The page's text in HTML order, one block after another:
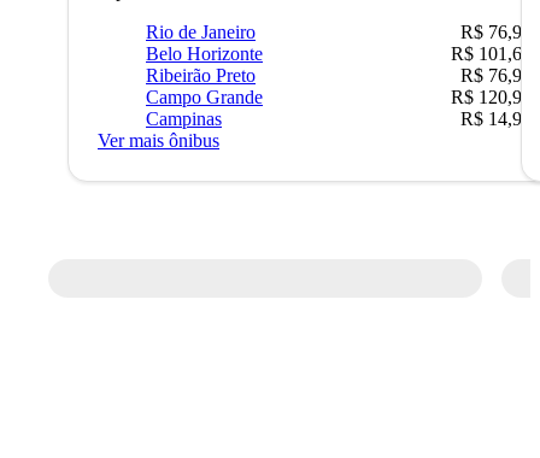
Rio de Janeiro
R$ 76,90
Belo Horizonte
R$ 101,67
Ribeirão Preto
R$ 76,90
Campo Grande
R$ 120,90
Campinas
R$ 14,90
Ver mais ônibus